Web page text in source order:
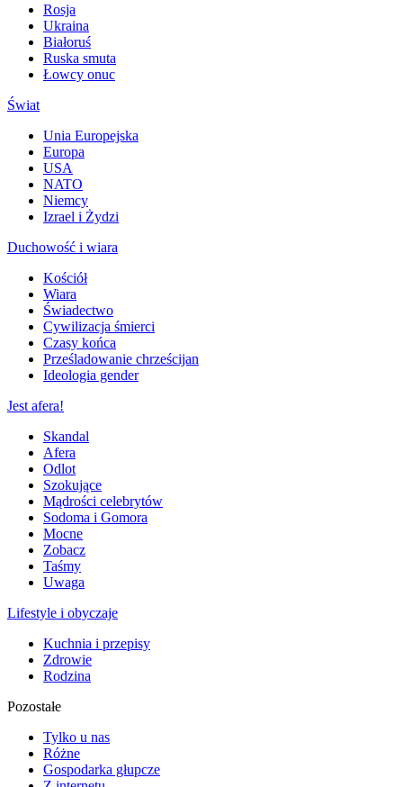
Rosja
Ukraina
Białoruś
Ruska smuta
Łowcy onuc
Świat
Unia Europejska
Europa
USA
NATO
Niemcy
Izrael i Żydzi
Duchowość i wiara
Kościół
Wiara
Świadectwo
Cywilizacja śmierci
Czasy końca
Prześladowanie chrześcijan
Ideologia gender
Jest afera!
Skandal
Afera
Odlot
Szokujące
Mądrości celebrytów
Sodoma i Gomora
Mocne
Zobacz
Taśmy
Uwaga
Lifestyle i obyczaje
Kuchnia i przepisy
Zdrowie
Rodzina
Pozostałe
Tylko u nas
Różne
Gospodarka głupcze